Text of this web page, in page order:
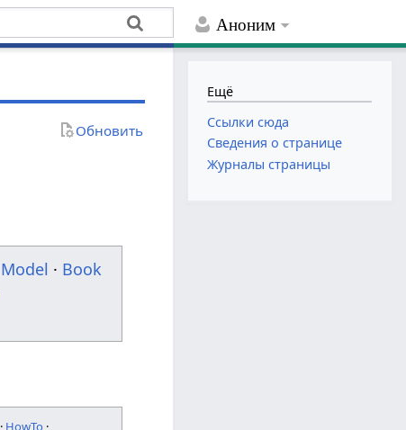
Аноним
Обновить
Model · Book
· HowTo ·
Ещё
Ссылки сюда
Сведения о странице
Журналы страницы